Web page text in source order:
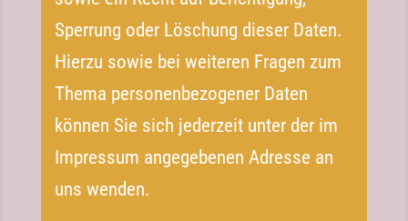
Sperrung oder Löschung dieser Daten.
Hierzu sowie bei weiteren Fragen zum
Thema personenbezogener Daten
können Sie sich jederzeit unter der im
Impressum angegebenen Adresse an
uns wenden.